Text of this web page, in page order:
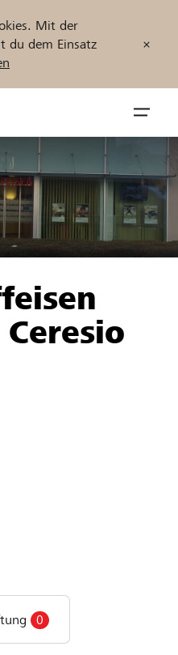
Mit der
du dem Einsatz
öffnen
0